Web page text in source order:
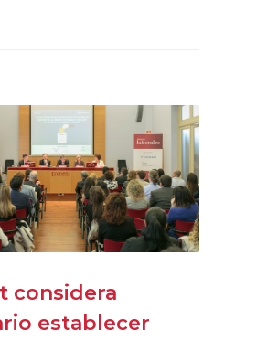
considera
establecer